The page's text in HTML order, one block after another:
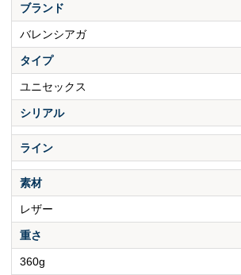
ブランド
バレンシアガ
タイプ
ユニセックス
シリアル
ライン
素材
レザー
重さ
360g